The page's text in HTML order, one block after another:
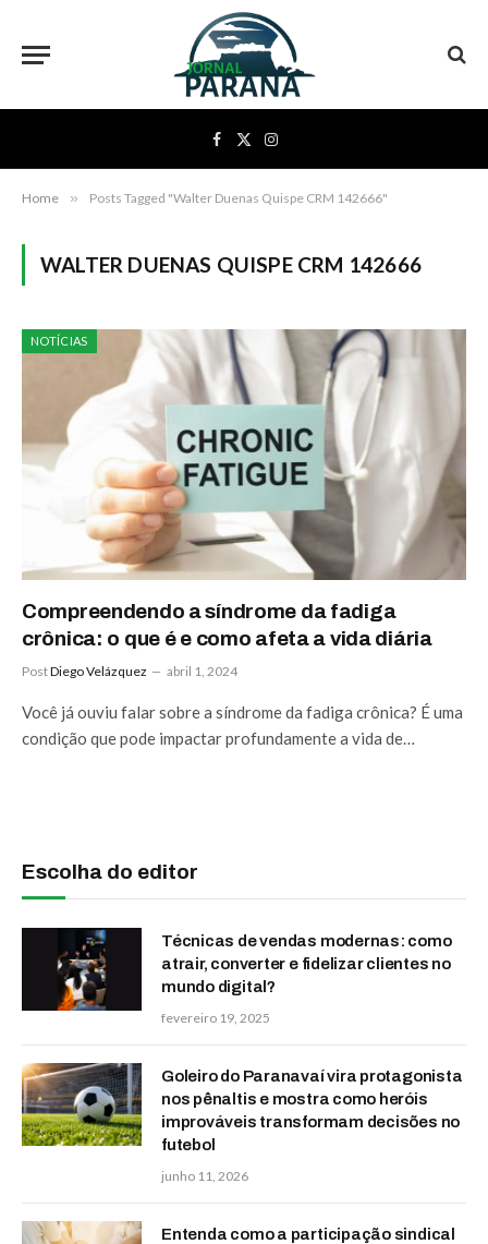
Facebook
X
(Twitter)
Instagram
Home » Posts Tagged "Walter Duenas Quispe CRM 142666"
WALTER DUENAS QUISPE CRM 142666
NOTÍCIAS
Compreendendo a síndrome da fadiga
crônica: o que é e como afeta a vida diária
PostDiego Velázquez abril 1, 2024
Você já ouviu falar sobre a síndrome da fadiga crônica? É uma
condição que pode impactar profundamente a vida de…
Escolha do editor
Técnicas de vendas modernas: como
atrair, converter e fidelizar clientes no
mundo digital?
fevereiro 19, 2025
Goleiro do Paranavaí vira protagonista
nos pênaltis e mostra como heróis
improváveis transformam decisões no
futebol
junho 11, 2026
Entenda como a participação sindical